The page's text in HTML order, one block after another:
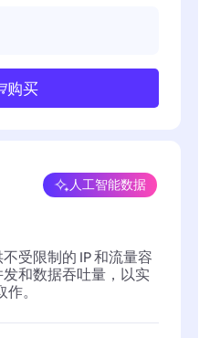
购买
人工智能数据
受限制的 IP 和流量容
和数据吞吐量，以实
。